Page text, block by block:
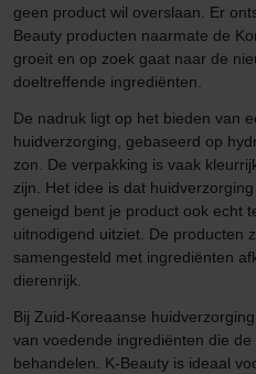
geen product wil overslaan. Er
Beauty producten naarmate de
groeit en op zoek gaat naar de
doeltreffende ingrediënten.
De nadruk ligt op het bieden van
huidverzorging, gebaseerd op
zon. De verpakking is vaak
zijn. Het idee is dat
geneigd bent je product ook echt
uitnodigend uitziet. De producten
samengesteld met ingrediënten
dierenrijk.
Bij Zuid-Koreaanse
van voedende ingrediënten die
behandelen. K-Beauty is ideaal